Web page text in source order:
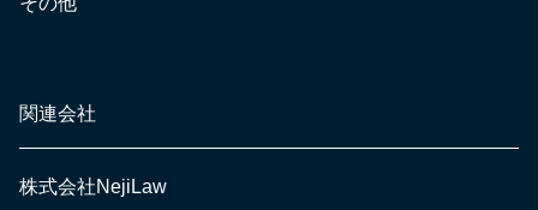
関連会社
株式会社NejiLaw